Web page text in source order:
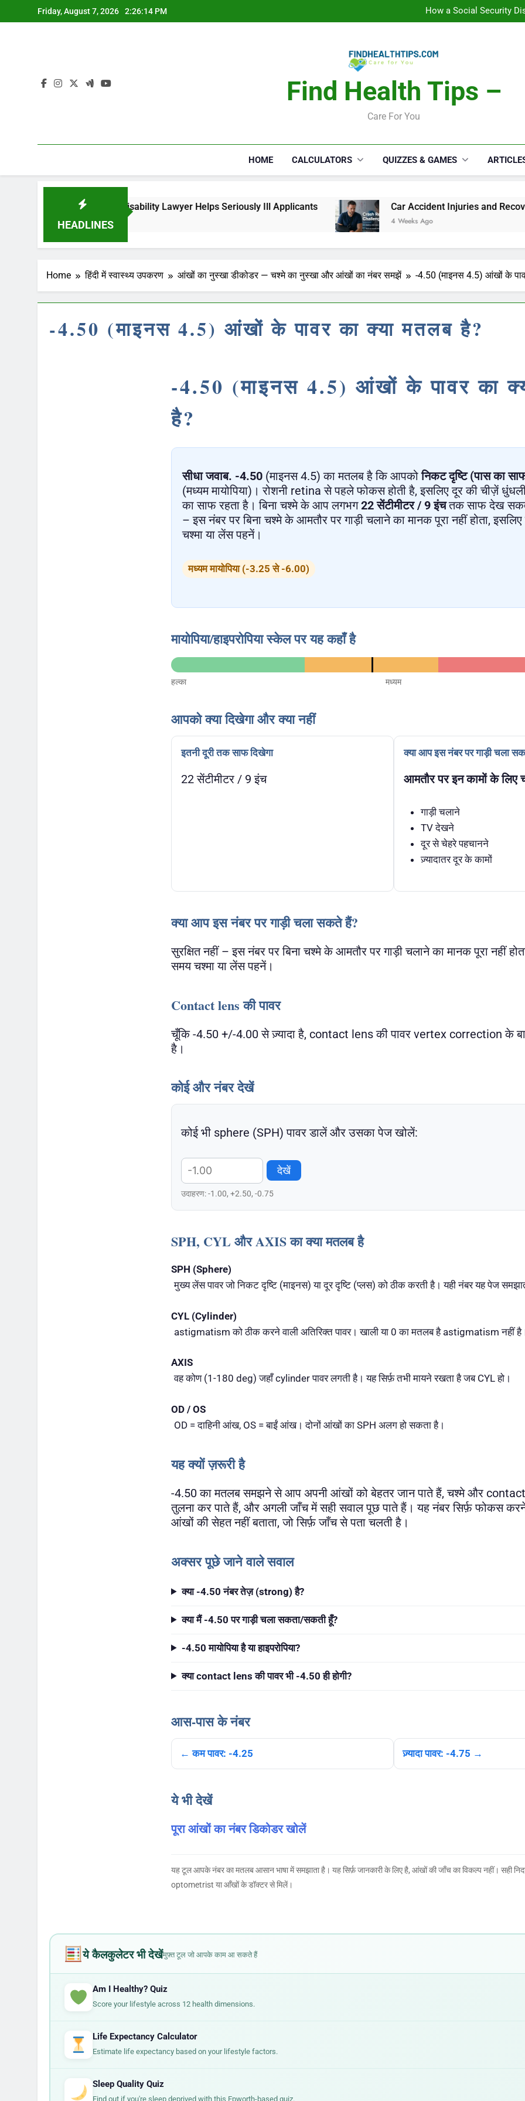
to
Friday, August 7, 2026 2:26:15 PM
Car Accident Injuries and
Makeup
Car Accident Injuries and
Find Health Tips –
Care For You
HOME CALCULATORS QUIZZES & GAMES
HEADLINES
Social Security Disability Lawyer Helps Seriously Ill Applicants Car Accident Injuries and Recovery
4 Weeks Ago
Home हिंदी में स्वास्थ्य उपकरण आंखों का नुस्खा डीकोडर — चश्मे का नुस्खा और आंखों का नंबर समझें -4.50 (माइनस 4.5) आंखों के
-4.50 (माइनस 4.5) आंखों के पावर का क्या मतलब है?
-4.50 (माइनस 4.5) आंखों के पावर का
है?
सीधा जवाब. -4.50 (माइनस 4.5) का मतलब है कि आपकोनिकट दृष्टि (पास का
(मध्यम मायोपिया)। रोशनी retina से पहले फोकस होती है, इसलिए दूर की चीज़ें
का साफ रहता है। बिना चश्मे के आप लगभग22 सेंटीमीटर / 9 इंचतक साफ देख सकते
– इस नंबर पर बिना चश्मे के आमतौर पर गाड़ी चलाने का मानक पूरा नहीं होता,
चश्मा या लेंस पहनें।
मध्यम मायोपिया (-3.25 से -6.00)
मायोपिया/हाइपरोपिया स्केल पर यह कहाँ है
हल्का मध्यम
आपको क्या दिखेगा और क्या नहीं
इतनी दूरी तक साफ दिखेगा
22 सेंटीमीटर / 9 इंच
क्या आप इस नंबर पर गाड़ी चला
आमतौर पर इन कामों के लिए
गाड़ी चलाने
TV देखने
दूर से चेहरे पहचानने
ज़्यादातर दूर के कामों
क्या आप इस नंबर पर गाड़ी चला सकते हैं?
सुरक्षित नहीं – इस नंबर पर बिना चश्मे के आमतौर पर गाड़ी चलाने का मानक पूरा नहीं
समय चश्मा या लेंस पहनें।
Contact lens की पावर
चूँकि -4.50 +/-4.00 से ज़्यादा है, contact lens की पावर vertex correction के
है।
कोई और नंबर देखें
कोई भी sphere (SPH) पावर डालें और उसका पेज खोलें:
देखें
उदाहरण: -1.00, +2.50, -0.75
SPH, CYL और AXIS का क्या मतलब है
SPH (Sphere)
मुख्य लेंस पावर जो निकट दृष्टि (माइनस) या दूर दृष्टि (प्लस) को ठीक करती है। यही नंबर यह पेज
CYL (Cylinder)
astigmatism को ठीक करने वाली अतिरिक्त पावर। खाली या 0 का मतलब है astigmatism नहीं
AXIS
वह कोण (1-180 deg) जहाँ cylinder पावर लगती है। यह सिर्फ़ तभी मायने रखता है जब CYL हो।
OD / OS
OD = दाहिनी आंख, OS = बाईं आंख। दोनों आंखों का SPH अलग हो सकता है।
यह क्यों ज़रूरी है
-4.50 का मतलब समझने से आप अपनी आंखों को बेहतर जान पाते हैं, चश्मे और
तुलना कर पाते हैं, और अगली जाँच में सही सवाल पूछ पाते हैं। यह नंबर सिर्फ़ फोकस
आंखों की सेहत नहीं बताता, जो सिर्फ़ जाँच से पता चलती है।
अक्सर पूछे जाने वाले सवाल
क्या -4.50 नंबर तेज़ (strong) है?
क्या मैं -4.50 पर गाड़ी चला सकता/सकती हूँ?
-4.50 मायोपिया है या हाइपरोपिया?
क्या contact lens की पावर भी -4.50 ही होगी?
आस-पास के नंबर
← कम पावर: -4.25 ज़्यादा पावर: -4.75 →
ये भी देखें
पूरा आंखों का नंबर डिकोडर खोलें
यह टूल आपके नंबर का मतलब आसान भाषा में समझाता है। यह सिर्फ़ जानकारी के लिए है, आंखों की जाँच का विकल्प नहीं। सही
optometrist या आँखों के डॉक्टर से मिलें।
ये कैलकुलेटर भी देखेंमुफ़्त टूल जो आपके काम आ सकते हैं
Am I Healthy? Quiz
Score your lifestyle across 12 health dimensions.
Life Expectancy Calculator
Estimate life expectancy based on your lifestyle factors.
Sleep Quality Quiz
Find out if you're sleep deprived with this Epworth-based quiz.